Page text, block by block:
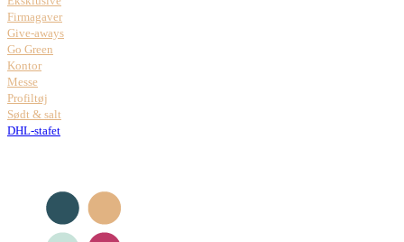
Firmagaver
Give-aways
Go Green
Kontor
Messe
Profiltøj
Sødt & salt
DHL-stafet